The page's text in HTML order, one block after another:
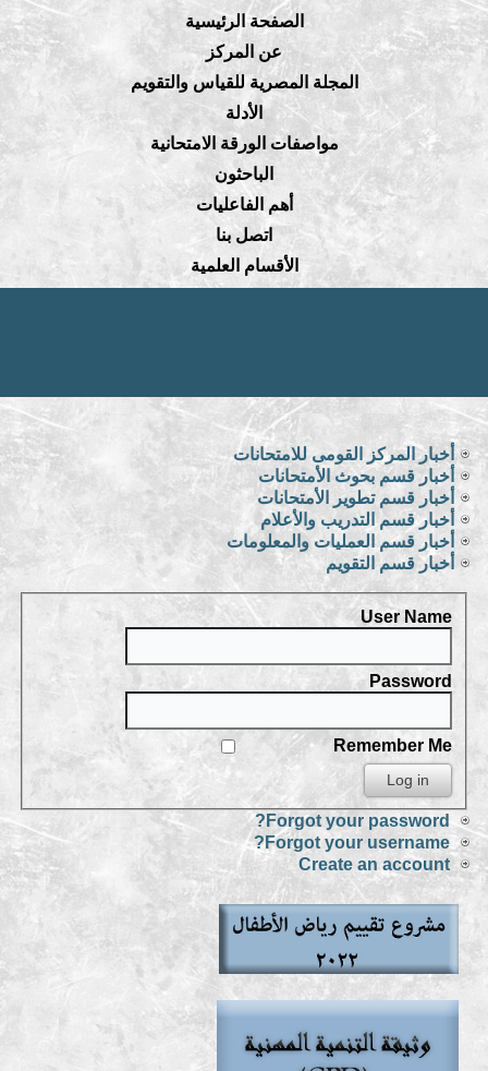
الصفحة الرئيسية
عن المركز
المجلة المصرية للقياس والتقويم
الأدلة
مواصفات الورقة الامتحانية
الباحثون
أهم الفاعليات
اتصل بنا
الأقسام العلمية
أخبار المركز القومى للامتحانات
أخبار قسم بحوث الأمتحانات
أخبار قسم تطوير الأمتحانات
أخبار قسم التدريب والأعلام
أخبار قسم العمليات والمعلومات
أخبار قسم التقويم
User Name
Password
Remember Me
Forgot your password?
Forgot your username?
Create an account